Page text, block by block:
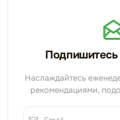
Наслаждайтесь
рекомендациями,